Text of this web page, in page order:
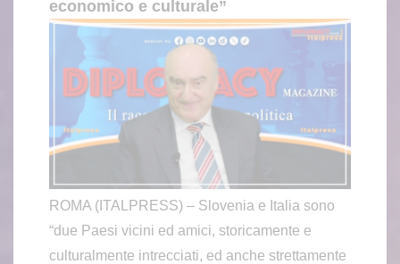
economico e culturale”
ROMA (ITALPRESS) – Slovenia e Italia sono
“due Paesi vicini ed amici, storicamente e
culturalmente intrecciati, ed anche strettamente